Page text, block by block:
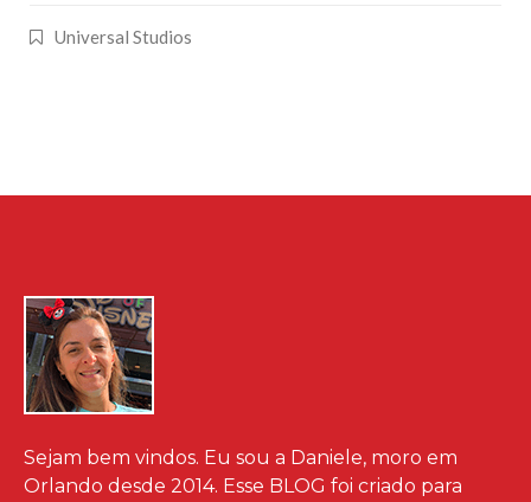
Universal Studios
Sejam bem vindos. Eu sou a Daniele, moro em
Orlando desde 2014. Esse BLOG foi criado para